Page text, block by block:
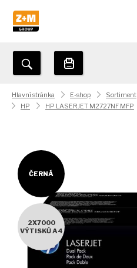
Hlavní stránka E-shop Sortiment
HP
HP LASERJET M2727NF MFP
ČERNÁ
2X7000
VÝTISKŮ A4